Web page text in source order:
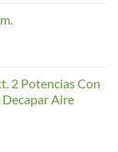
2 Potencias Con
Aire